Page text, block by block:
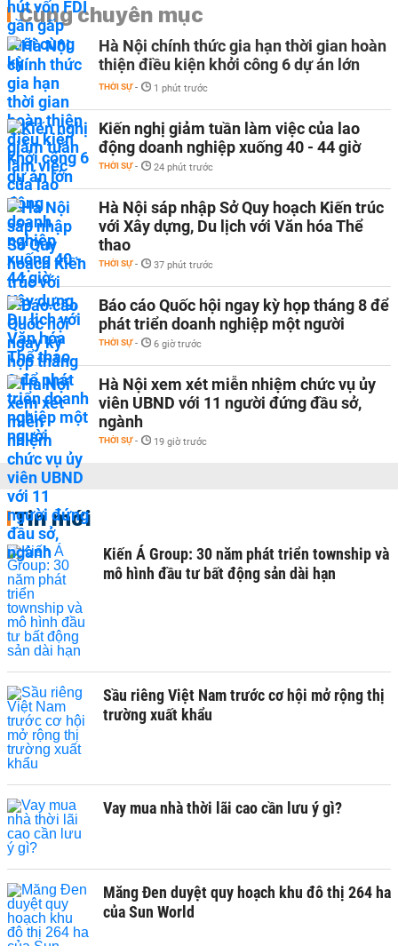
Cùng chuyên mục
Hà Nội chính thức gia hạn thời gian hoàn
thiện điều kiện khởi công 6 dự án lớn
THỜI SỰ - 1 phút trước
Kiến nghị giảm tuần làm việc của lao
động doanh nghiệp xuống 40 - 44 giờ
THỜI SỰ - 24 phút trước
Hà Nội sáp nhập Sở Quy hoạch Kiến trúc
với Xây dựng, Du lịch với Văn hóa Thể
thao
THỜI SỰ - 37 phút trước
Báo cáo Quốc hội ngay kỳ họp tháng 8 để
phát triển doanh nghiệp một người
THỜI SỰ - 6 giờ trước
Hà Nội xem xét miễn nhiệm chức vụ ủy
viên UBND với 11 người đứng đầu sở,
ngành
THỜI SỰ - 19 giờ trước
Tin mới
Kiến Á Group: 30 năm phát triển township và
mô hình đầu tư bất động sản dài hạn
Sầu riêng Việt Nam trước cơ hội mở rộng thị
trường xuất khẩu
Vay mua nhà thời lãi cao cần lưu ý gì?
Măng Đen duyệt quy hoạch khu đô thị 264 ha
của Sun World